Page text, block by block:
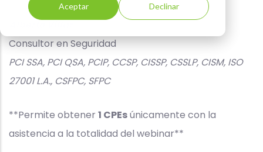
Aceptar Declinar
Consultor en Seguridad
PCI SSA, PCI QSA, PCIP, CCSP, CISSP, CSSLP, CISM, ISO
27001 L.A., CSFPC, SFPC
**Permite obtener 1 CPEsúnicamente con la
asistencia a la totalidad del webinar**